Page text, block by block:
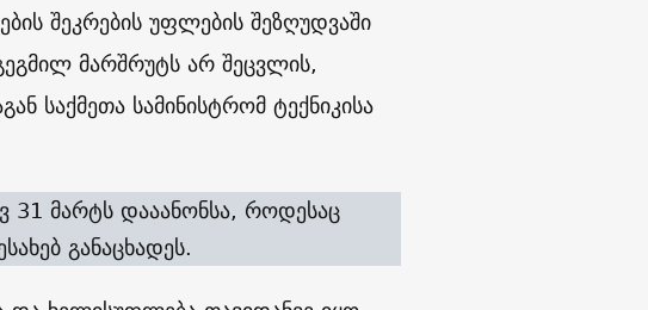
შეკრების უფლების შეზღუდვაში
მარშრუტს არ შეცვლის,
საქმეთა სამინისტრომ ტექნიკისა
31 მარტს დააანონსა, როდესაც
განაცხადეს.